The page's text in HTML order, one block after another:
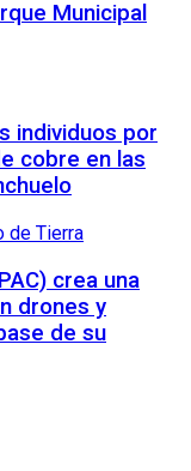
Municipal
individuos por
cobre en las
crea una
drones y
de su